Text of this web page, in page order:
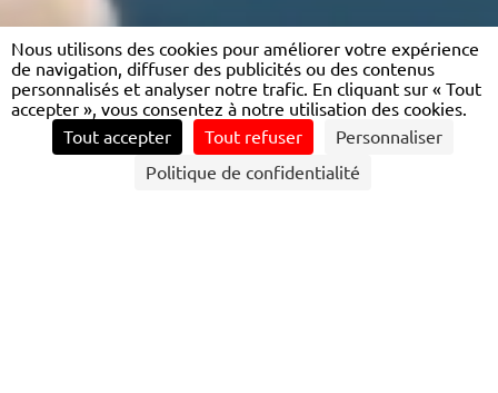
Nous utilisons des cookies pour améliorer votre expérience
de navigation, diffuser des publicités ou des contenus
personnalisés et analyser notre trafic. En cliquant sur « Tout
accepter », vous consentez à notre utilisation des cookies.
Tout accepter
Tout refuser
Personnaliser
Politique de confidentialité
CONTACTEZ NOUS